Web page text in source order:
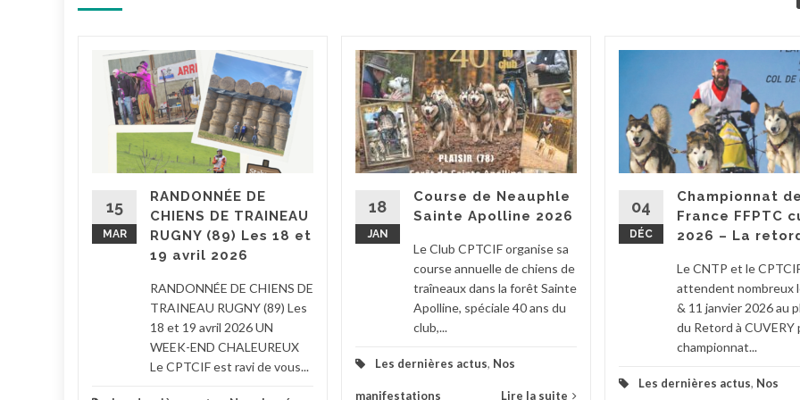
15
MAR
RANDONNÉE DE
CHIENS DE TRAINEAU
RUGNY (89) Les 18 et
19 avril 2026
RANDONNÉE DE CHIENS DE
TRAINEAU RUGNY (89) Les
18 et 19 avril 2026 UN
WEEK-END CHALEUREUX
Le CPTCIF est ravi de vous...
18
JAN
Course de Neauphle
Sainte Apolline 2026
Le Club CPTCIF organise sa
course annuelle de chiens de
traîneaux dans la forêt Sainte
Apolline, spéciale 40 ans du
club,...
Les dernières actus, Nos
manifestations Lire la suite
04
DÉC
Championnat de
France FFPTC
2026 – La
Le CNTP et le
attendent nombreux
& 11 janvier 2026 au
du Retord à CUVERY
championnat...
Les dernières actus, Nos